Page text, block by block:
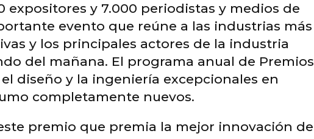
expositores y 7.000 periodistas y medios de
evento que reúne a las industrias más
y los principales actores de la industria
del mañana. El programa anual de Premios
diseño y la ingeniería excepcionales en
completamente nuevos.
premio que premia la mejor innovación de